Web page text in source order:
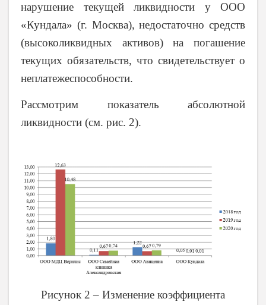
нарушение текущей ликвидности у ООО
«Кундала» (г. Москва), недостаточно средств
(высоколиквидных активов) на погашение
текущих обязательств, что свидетельствует о
неплатежеспособности.
Рассмотрим показатель абсолютной
ликвидности (см. рис. 2).
Рисунок 2 – Изменение коэффициента